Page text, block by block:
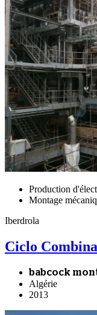
Production
Montage
Iberdrola
Ciclo
babcock
Algérie
2013